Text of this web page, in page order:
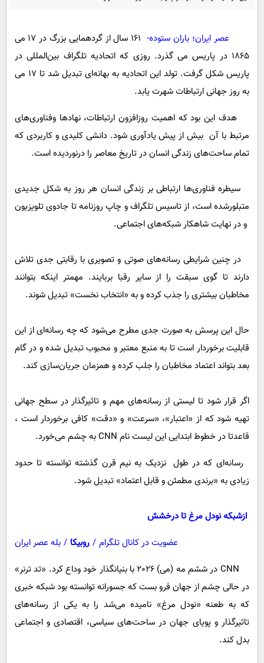
حوادث
محیط زیست
سلامت
فرهنگی
بین الملل
حیات وحش
سیاست خارجی
پیامک
دانلود
عصر ایران؛ باران ستوده-
161 سال از گردهمایی بزرگ در 17 می
1865 در پاریس می گذرد. روزی که اتحادیه تلگراف بین‌المللی در
پاریس شکل گرفت. تولد این اتحادیه به بهانه‌ای تبدیل شد تا 17 می
به روز جهانی ارتباطات شهرت یابد.
هدف این بود که اهمیت روزافزون ارتباطات، نهادها وفناوری‌های
مرتبط با آن بیش از پیش یادآوری شود. دانشی کلیدی و کاربردی که
تمام ساحت‌های زندگی انسان در تاریخ معاصر را درنوردیده است.
سیطره فناوری‌ها ارتباطی بر زندگی انسان هر روز به شکل جدیدی
متبلورشده است، از تاسیس تلگراف و چاپ روزنامه تا جادوی تلویزیون
و در نهایت شاهکار شبکه‌های اجتماعی.
در چنین شرایطی رسانه‌های صوتی و تصویری با رقابتی جدی تلاش
دارند تا گوی سبقت را از سایر رقبا بربایند. مهمتر اینکه بتوانند
مخاطبان بیشتری را جذب کرده و به «انتخاب نخست» تبدیل شوند.
حال این پرسش به صورت جدی مطرح می‌شود که چه رسانه‌ای از این
قابلیت برخوردار است تا به منبع معتبر و محبوب تبدیل شده و در گام
بعد بتواند اعتماد مخاطبان را جلب کرده و همزمان جریان‌سازی کند.
اگر قرار شود تا لیستی از رسانه‌های مهم و تاثیرگذار در سطح جهانی
تهیه شود که از «اعتبار»، «سرعت» و «دقت» کافی برخوردار است ،
قاعدتا در خطوط ابتدایی این لیست نام CNN به چشم می‌خورد.
رسانه‌ای که در طول نزدیک به نیم قرن گذشته توانسته تا حدود
زیادی به «برندی مطمئن و قابل اعتماد» تبدیل شود.
ازشبکه نودل مرغ تا درخشش
عضویت در کانال تلگرام / روبیکا / بله عصر ایران
CNN در ششم مه (می) 2026 با بنیانگذار خود وداع کرد. «تد ترنر»
در حالی چشم از جهان فرو بست که جسورانه توانسته بود شبکه خبری
که به طعنه «نودل مرغ» نامیده می‌شد را به یکی از رسانه‌های
‌تاثیرگذار و پویای جهان در ساحت‌های سیاسی، اقتصادی و اجتماعی
بدل کند.